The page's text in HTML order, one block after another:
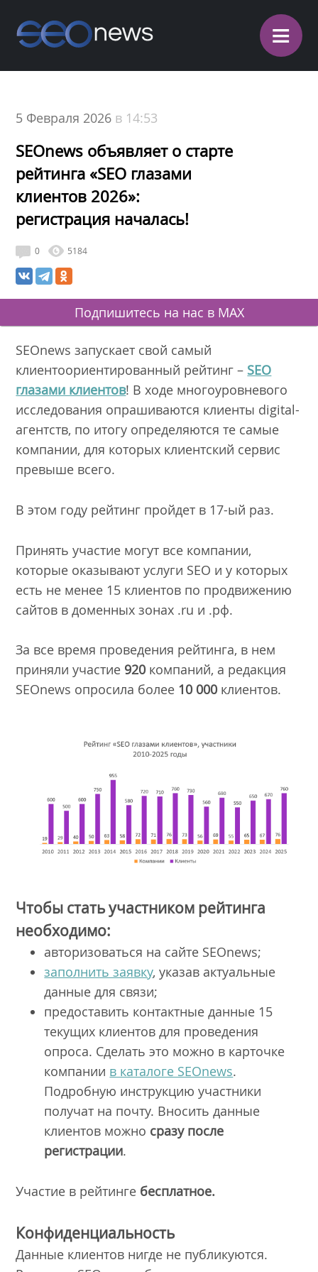
≡
5 Февраля 2026 в 14:53
SEOnews объявляет о старте
рейтинга «SEO глазами
клиентов 2026»:
регистрация началась!
0 5184
Подпишитесь на нас в MAX
SEOnews запускает свой самый
клиентоориентированный рейтинг – SEO
глазами клиентов! В ходе многоуровневого
исследования опрашиваются клиенты digital-
агентств, по итогу определяются те самые
компании, для которых клиентский сервис
превыше всего.
В этом году рейтинг пройдет в 17-ый раз.
Принять участие могут все компании,
которые оказывают услуги SEO и у которых
есть не менее 15 клиентов по продвижению
сайтов в доменных зонах .ru и .рф.
За все время проведения рейтинга, в нем
приняли участие 920 компаний, а редакция
SEOnews опросила более 10 000 клиентов.
Чтобы стать участником рейтинга
необходимо:
авторизоваться на сайте SEOnews;
заполнить заявку, указав актуальные
данные для связи;
предоставить контактные данные 15
текущих клиентов для проведения
опроса. Сделать это можно в карточке
компании в каталоге SEOnews.
Подробную инструкцию участники
получат на почту. Вносить данные
клиентов можно сразу после
регистрации.
Участие в рейтинге бесплатное.
Конфиденциальность
Данные клиентов нигде не публикуются.